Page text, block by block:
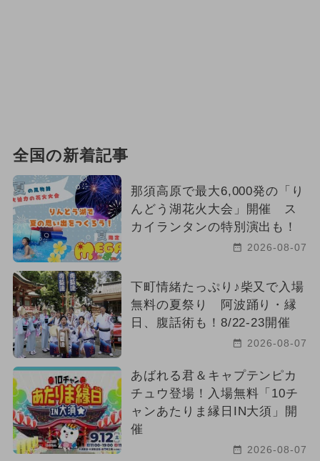
全国の新着記事
那須高原で最大6,000発の「り
んどう湖花火大会」開催 ス
カイランタンの特別演出も！
2026-08-07
下町情緒たっぷり♪柴又で入場
無料の夏祭り 阿波踊り・縁
日、腹話術も！8/22-23開催
2026-08-07
あばれる君＆キャプテンピカ
チュウ登場！入場無料「10チ
ャンあたりま縁日IN大須」開
催
2026-08-07